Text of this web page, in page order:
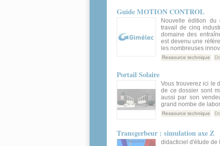
Guide MOTION CONTROL
Nouvelle édition du
travail de cinq
domaine des
est devenu une
les nombreuses
Ressource technique
Portail Solaire
Vous trouverez ici le
de ce dossier sont
aussi par son
grand nombe de
Ressource technique
Transgerbeur : simulation axe Z
didacticiel d'étude de